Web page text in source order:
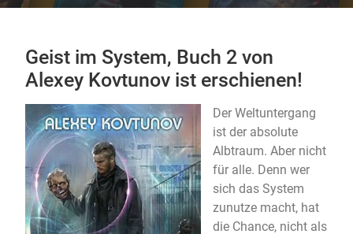
Geist im System, Buch 2 von
Alexey Kovtunov ist erschienen!
Der Weltuntergang
ist der absolute
Albtraum. Aber nicht
für alle. Denn wer
sich das System
zunutze macht, hat
die Chance, nicht als